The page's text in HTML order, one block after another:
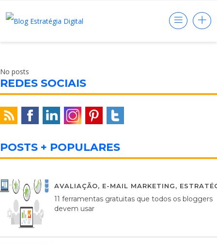
No posts
REDES SOCIAIS
POSTS + POPULARES
AVALIAÇÃO, E-MAIL MARKETING,
11 ferramentas gratuitas que todos os bloggers
devem usar